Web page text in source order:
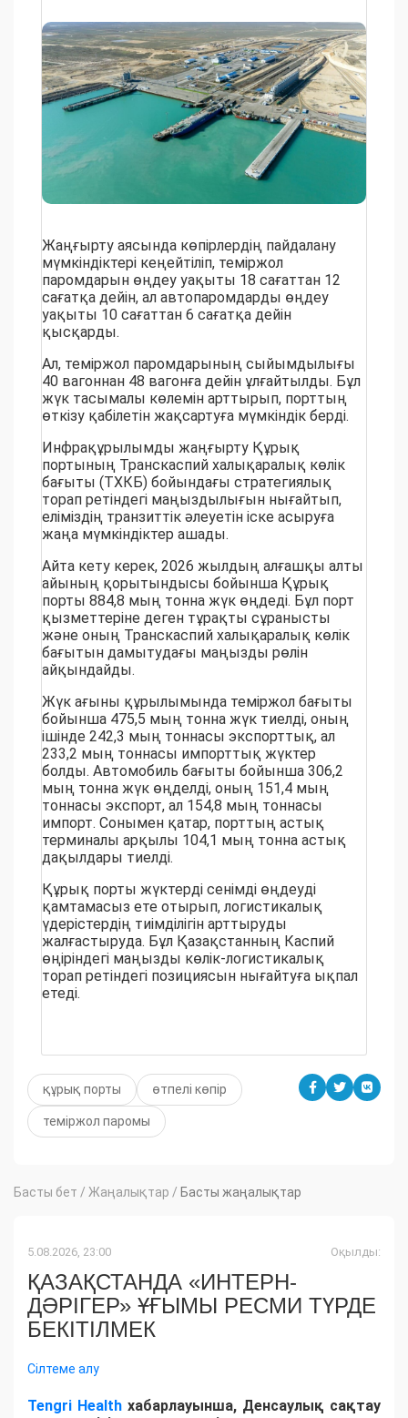
Жаңғырту аясында көпірлердің пайдалану
мүмкіндіктері кеңейтіліп, теміржол
паромдарын өңдеу уақыты 18 сағаттан 12
сағатқа дейін, ал автопаромдарды өңдеу
уақыты 10 сағаттан 6 сағатқа дейін
қысқарды.
Ал, теміржол паромдарының сыйымдылығы
40 вагоннан 48 вагонға дейін ұлғайтылды. Бұл
жүк тасымалы көлемін арттырып, порттың
өткізу қабілетін жақсартуға мүмкіндік берді.
Инфрақұрылымды жаңғырту Құрық
портының Транскаспий халықаралық көлік
бағыты (ТХКБ) бойындағы стратегиялық
торап ретіндегі маңыздылығын нығайтып,
еліміздің транзиттік әлеуетін іске асыруға
жаңа мүмкіндіктер ашады.
Айта кету керек, 2026 жылдың алғашқы алты
айының қорытындысы бойынша Құрық
порты 884,8 мың тонна жүк өңдеді. Бұл порт
қызметтеріне деген тұрақты сұранысты
және оның Транскаспий халықаралық көлік
бағытын дамытудағы маңызды рөлін
айқындайды.
Жүк ағыны құрылымында теміржол бағыты
бойынша 475,5 мың тонна жүк тиелді, оның
ішінде 242,3 мың тоннасы экспорттық, ал
233,2 мың тоннасы импорттық жүктер
болды. Автомобиль бағыты бойынша 306,2
мың тонна жүк өңделді, оның 151,4 мың
тоннасы экспорт, ал 154,8 мың тоннасы
импорт. Сонымен қатар, порттың астық
терминалы арқылы 104,1 мың тонна астық
дақылдары тиелді.
Құрық порты жүктерді сенімді өңдеуді
қамтамасыз ете отырып, логистикалық
үдерістердің тиімділігін арттыруды
жалғастыруда. Бұл Қазақстанның Каспий
өңіріндегі маңызды көлік-логистикалық
торап ретіндегі позициясын нығайтуға ықпал
етеді.
құрық порты өтпелі көпір
теміржол паромы
Басты бет / Жаңалықтар / Басты жаңалықтар
5.08.2026, 23:00 Оқылды:
ҚАЗАҚСТАНДА «ИНТЕРН-
ДӘРІГЕР» ҰҒЫМЫ РЕСМИ ТҮРДЕ
БЕКІТІЛМЕК
Сілтеме алу
Tengri Health хабарлауынша, Денсаулық сақтау